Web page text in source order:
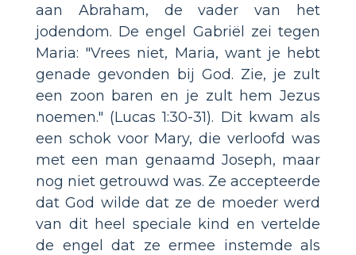
aan Abraham, de vader van het
jodendom. De engel Gabriël zei tegen
Maria: "Vrees niet, Maria, want je hebt
genade gevonden bij God. Zie, je zult
een zoon baren en je zult hem Jezus
noemen." (Lucas 1:30-31). Dit kwam als
een schok voor Mary, die verloofd was
met een man genaamd Joseph, maar
nog niet getrouwd was. Ze accepteerde
dat God wilde dat ze de moeder werd
van dit heel speciale kind en vertelde
de engel dat ze ermee instemde als